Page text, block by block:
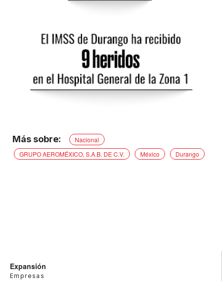
Nacional
GRUPO AEROMÉXICO, S.A.B. DE C.V.
México Durango
Expansión
Empresas